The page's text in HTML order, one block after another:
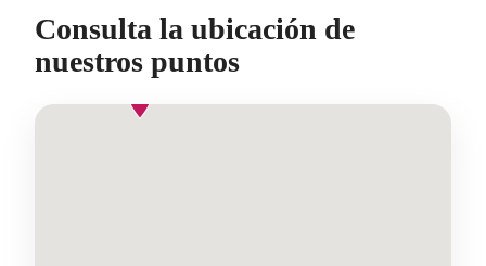
Consulta la ubicación de
nuestros puntos